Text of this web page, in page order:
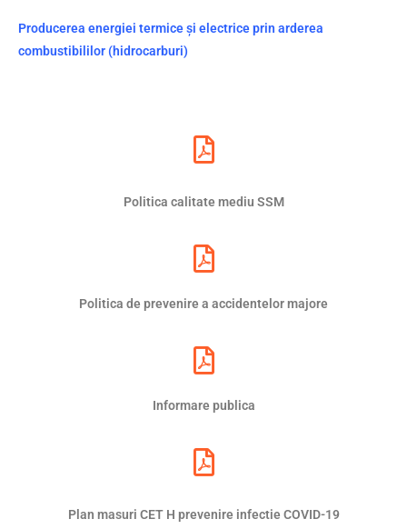
Producerea energiei termice și electrice prin arderea
combustibililor (hidrocarburi)
Politica calitate mediu SSM
Politica de prevenire a accidentelor majore
Informare publica
Plan masuri CET H prevenire infectie COVID-19